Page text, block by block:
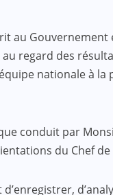
au
regard des
nationale à la
conduit par
du Chef de